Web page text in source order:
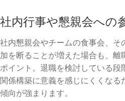
社内行事や懇親会への
社内懇親会やチームの食事会、
加を断ることが増えた場合も、離
ポイント。退職を検討している
関係構築に意義を感じにくくなる
傾向が強まります。